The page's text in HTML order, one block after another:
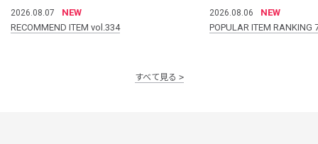
2026.08.07
NEW
RECOMMEND ITEM vol.334
2026.08.06
NEW
POPULAR ITEM
すべて見る